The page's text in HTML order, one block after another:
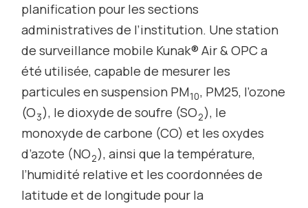
planification pour les sections
administratives de l’institution. Une station
de surveillance mobile Kunak® Air & OPC a
été utilisée, capable de mesurer les
particules en suspension PM10, PM25, l’ozone
(O3), le dioxyde de soufre (SO2), le
monoxyde de carbone (CO) et les oxydes
d’azote (NO2), ainsi que la température,
l’humidité relative et les coordonnées de
latitude et de longitude pour la